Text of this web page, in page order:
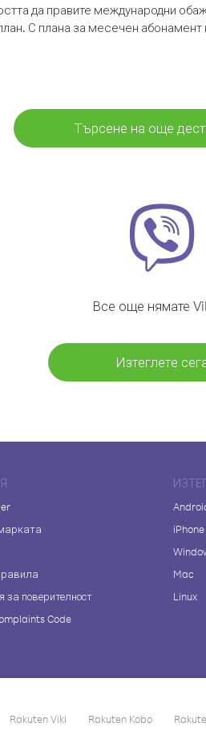
да правите международни
С плана за месечен
Търсене на още
Все още нямате
Изтеглете
за поверителност
Code
Mac
Linux
Rakuten Viki Rakuten Kobo